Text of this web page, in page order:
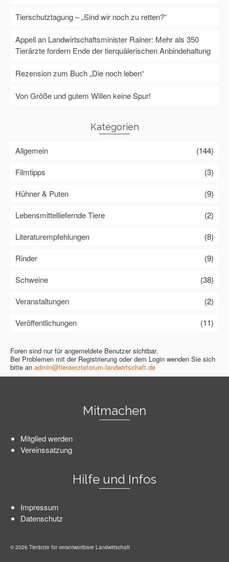
Tierschutztagung – „Sind wir noch zu retten?“
Appell an Landwirtschaftsminister Rainer: Mehr als 350
Tierärzte fordern Ende der tierquälerischen Anbindehaltung
Rezension zum Buch „Die noch leben“
Von Größe und gutem Willen keine Spur!
Kategorien
Allgemein
(144)
Filmtipps
(3)
Hühner & Puten
(9)
Lebensmittelliefernde Tiere
(2)
Literaturempfehlungen
(8)
Rinder
(9)
Schweine
(38)
Veranstaltungen
(2)
Veröffentlichungen
(11)
Foren sind nur für angemeldete Benutzer sichtbar.
Bei Problemen mit der Registrierung oder dem Login wenden Sie sich
bitte an admin@tieraerzteforum-landwirtschaft.de
Mitmachen
Mitglied werden
Vereinssatzung
Hilfe und Infos
Impressum
Datenschutz
© 2026 Tierärzte für verantwortbare Landwirtschaft